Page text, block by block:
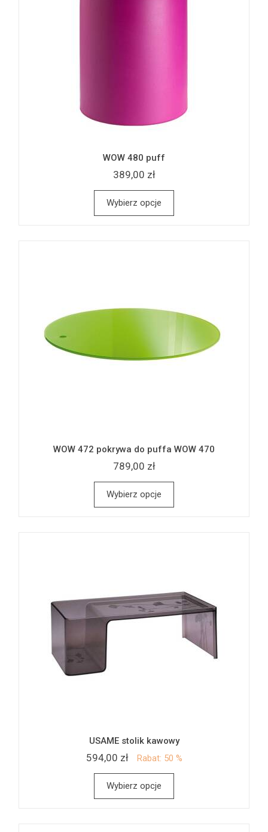
WOW 480 puff
389,00 zł
Wybierz opcje
WOW 472 pokrywa do puffa WOW 470
789,00 zł
Wybierz opcje
USAME stolik kawowy
594,00 zł Rabat: 50 %
Wybierz opcje